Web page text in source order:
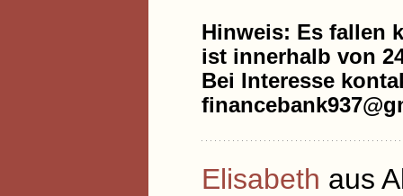
Hinweis: Es fallen
ist innerhalb von
Bei Interesse
Elisabeth aus